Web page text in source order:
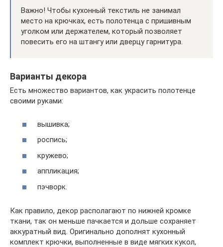
Важно! Чтобы кухонный текстиль не занимал
место на крючках, есть полотенца с пришивным
уголком или держателем, который позволяет
повесить его на штангу или дверцу гарнитура.
Варианты декора
Есть множество вариантов, как украсить полотенце
своими руками:
вышивка;
роспись;
кружево;
аппликация;
пэчворк.
Как правило, декор располагают по нижней кромке
ткани, так он меньше пачкается и дольше сохраняет
аккуратный вид. Оригинально дополнят кухонный
комплект крючки, выполненные в виде мягких кукол,